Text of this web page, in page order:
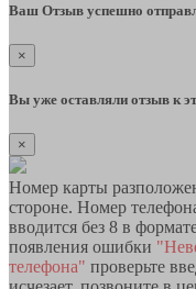
Ваш Отзыв успешно
×
Вы уже оставляли отзыв к
×
Номер карты
стороне. Номер
вводится без 8 в
появления ошибки
телефона" проверьте